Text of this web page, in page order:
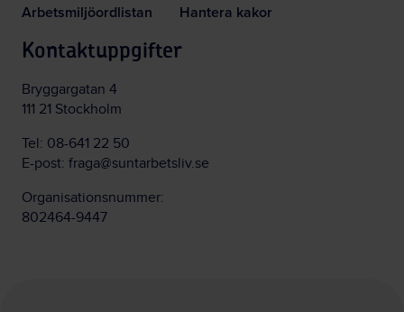
Arbetsmiljöordlistan
Hantera kakor
Kontaktuppgifter
Bryggargatan 4
111 21 Stockholm
Tel: 08-641 22 50
E-post: fraga@suntarbetsliv.se
Organisationsnummer:
802464-9447